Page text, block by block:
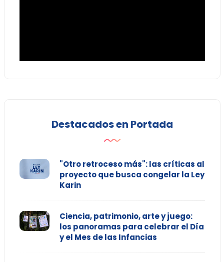
Destacados en Portada
"Otro retroceso más": las críticas al
proyecto que busca congelar la Ley
Karin
Ciencia, patrimonio, arte y juego:
los panoramas para celebrar el Día
y el Mes de las Infancias